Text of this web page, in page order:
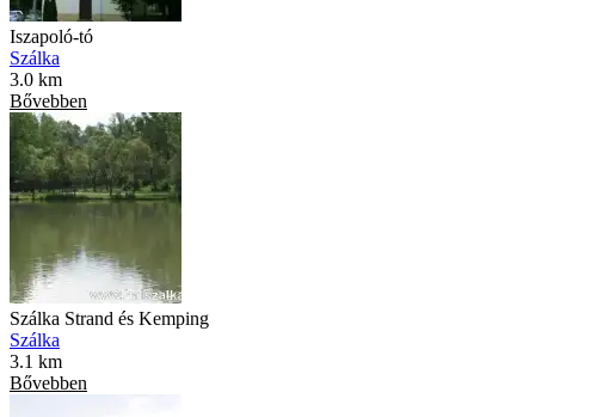
Iszapoló-tó
Szálka
3.0 km
Bővebben
Szálka Strand és Kemping
Szálka
3.1 km
Bővebben